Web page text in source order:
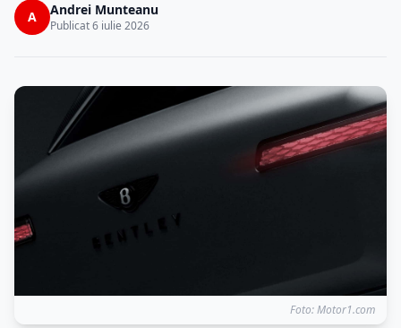
A Andrei Munteanu
Publicat 6 iulie 2026
Foto: Motor1.com